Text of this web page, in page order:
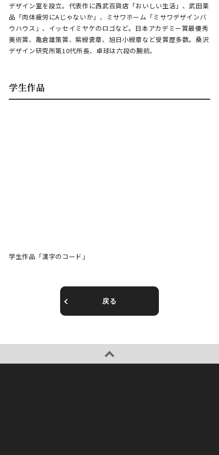
デザイン室を設立。代表作に西武百貨店「おいしい生活」、武田薬
品「肉体疲労にAじゃないか」、ミサワホーム「ミサワデザインバ
ウハウス」、イッセイミヤケのロゴなど。日本アカデミー賞最優秀
美術賞、亀倉雄策賞、紫綬褒章、旭日小綬章など受賞歴多数。桑沢
デザイン研究所第10代所長、卓球は六段の腕前。
学生作品
学生作品「漢字のコード」
戻る